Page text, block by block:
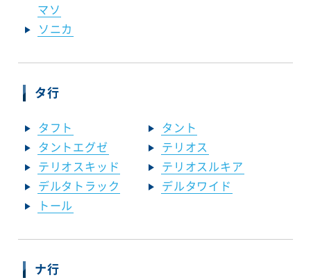
マソ
ソニカ
タ行
タフト
タント
タントエグゼ
テリオス
テリオスキッド
テリオスルキア
デルタトラック
デルタワイド
トール
ナ行